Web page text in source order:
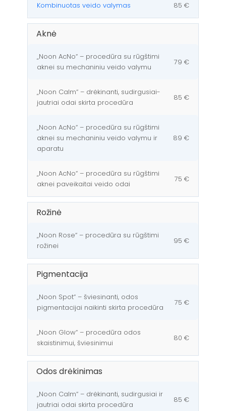
Kombinuotas veido valymas 85 €
Aknė
„Noon AcNo“ – procedūra su rūgštimi
aknei su mechaniniu veido valymu
79 €
„Noon Calm“ – drėkinanti, sudirgusiai-
jautriai odai skirta procedūra
85 €
„Noon AcNo“ – procedūra su rūgštimi
aknei su mechaniniu veido valymu ir
aparatu
89 €
„Noon AcNo“ – procedūra su rūgštimi
aknei paveikaitai veido odai
75 €
Rožinė
„Noon Rose“ – procedūra su rūgštimi
rožinei
95 €
Pigmentacija
„Noon Spot“ – šviesinanti, odos
pigmentacijai naikinti skirta procedūra
75 €
„Noon Glow“ – procedūra odos
skaistinimui, šviesinimui
80 €
Odos drėkinimas
„Noon Calm“ – drėkinanti, sudirgusiai ir
jautriai odai skirta procedūra
85 €